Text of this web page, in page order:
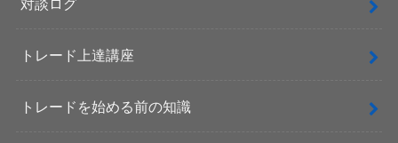
対談ログ
トレード上達講座
トレードを始める前の知識